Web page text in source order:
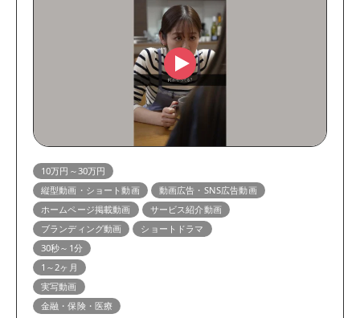
アニメーション動画
用途
縦型動画・ショート動画
展示会・サイネージ動画
教育・研修動画
リクルート・採用動画
マニュアル・HowTo動画
ホームページ掲載動画
サービス紹介動画
商品紹介動画
YouTube動画
ブランディング動画
英語・多言語動画
コンセプトムービー
インタビュー動画
10万円～30万円
縦型動画・ショート動画
動画広告・SNS広告動画
ホームページ掲載動画
サービス紹介動画
ブランディング動画
ショートドラマ
30秒～1分
1～2ヶ月
実写動画
金融・保険・医療